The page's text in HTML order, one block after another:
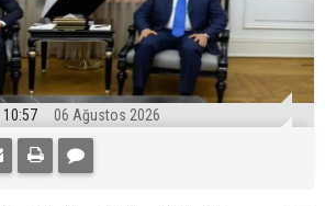
10:57 06 Ağustos 2026